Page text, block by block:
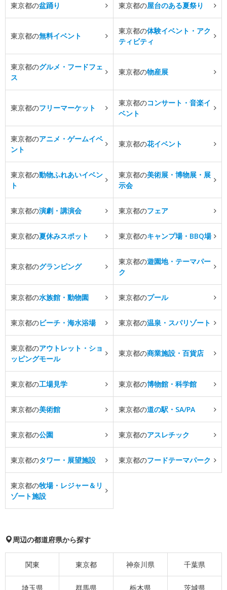
東京都の盆踊り 東京都の屋台のある夏祭り
東京都の無料イベント
東京都の体験イベント・アク
ティビティ
東京都のグルメ・フードフェ
ス
東京都の物産展
東京都のフリーマーケット
東京都のコンサート・音楽イ
ベント
東京都のアニメ・ゲームイベ
ント
東京都の花イベント
東京都の動物ふれあいイベン
ト
東京都の美術展・博物展・展
示会
東京都の演劇・講演会 東京都のフェア
東京都の夏休みスポット 東京都のキャンプ場・BBQ場
東京都のグランピング
東京都の遊園地・テーマパー
ク
東京都の水族館・動物園 東京都のプール
東京都のビーチ・海水浴場 東京都の温泉・スパリゾート
東京都のアウトレット・ショ
ッピングモール
東京都の商業施設・百貨店
東京都の工場見学 東京都の博物館・科学館
東京都の美術館 東京都の道の駅・SA/PA
東京都の公園 東京都のアスレチック
東京都のタワー・展望施設 東京都のフードテーマパーク
東京都の牧場・レジャー＆リ
ゾート施設
周辺の都道府県から探す
関東 東京都 神奈川県 千葉県
埼玉県 群馬県 栃木県 茨城県